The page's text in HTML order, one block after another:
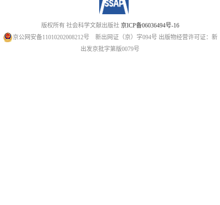
版权所有 社会科学文献出版社 京ICP备06036494号-16
京公网安备11010202008212号 新出网证（京）字094号 出版物经营许可证：新
出发京批字第版0079号